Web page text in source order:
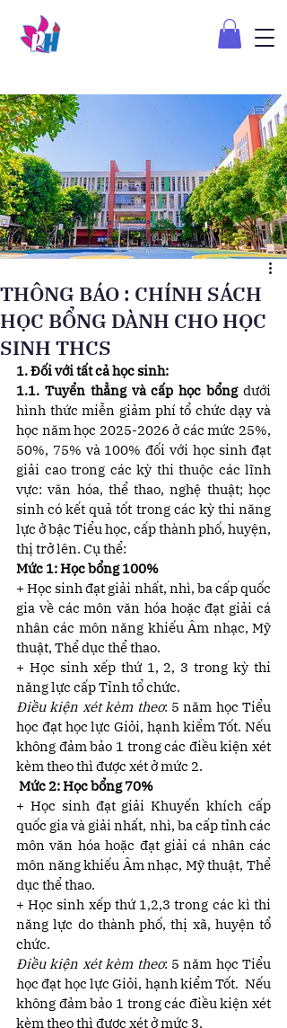
THÔNG BÁO : CHÍNH SÁCH
HỌC BỔNG DÀNH CHO HỌC
SINH THCS
1. Đối với tất cả học sinh:
1.1. Tuyển thẳng và cấp học bổng dưới
hình thức miễn giảm phí tổ chức dạy và
học năm học 2025-2026 ở các mức 25%,
50%, 75% và 100% đối với học sinh đạt
giải cao trong các kỳ thi thuộc các lĩnh
vực: văn hóa, thể thao, nghệ thuật; học
sinh có kết quả tốt trong các kỳ thi năng
lực ở bậc Tiểu học, cấp thành phố, huyện,
thị trở lên. Cụ thể:
Mức 1: Học bổng 100%
+ Học sinh đạt giải nhất, nhì, ba cấp quốc
gia về các môn văn hóa hoặc đạt giải cá
nhân các môn năng khiếu Âm nhạc, Mỹ
thuật, Thể dục thể thao.
+ Học sinh xếp thứ 1, 2, 3 trong kỳ thi
năng lực cấp Tỉnh tổ chức.
Điều kiện xét kèm theo: 5 năm học Tiểu
học đạt học lực Giỏi, hạnh kiểm Tốt. Nếu
không đảm bảo 1 trong các điều kiện xét
kèm theo thì được xét ở mức 2.
Mức 2: Học bổng 70%
+ Học sinh đạt giải Khuyến khích cấp
quốc gia và giải nhất, nhì, ba cấp tỉnh các
môn văn hóa hoặc đạt giải cá nhân các
môn năng khiếu Âm nhạc, Mỹ thuật, Thể
dục thể thao.
+ Học sinh xếp thứ 1,2,3 trong các kì thi
năng lực do thành phố, thị xã, huyện tổ
chức.
Điều kiện xét kèm theo: 5 năm học Tiểu
học đạt học lực Giỏi, hạnh kiểm Tốt.  Nếu
không đảm bảo 1 trong các điều kiện xét
kèm theo thì được xét ở mức 3.